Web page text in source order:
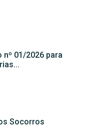
nº 01/2026 para
Socorros